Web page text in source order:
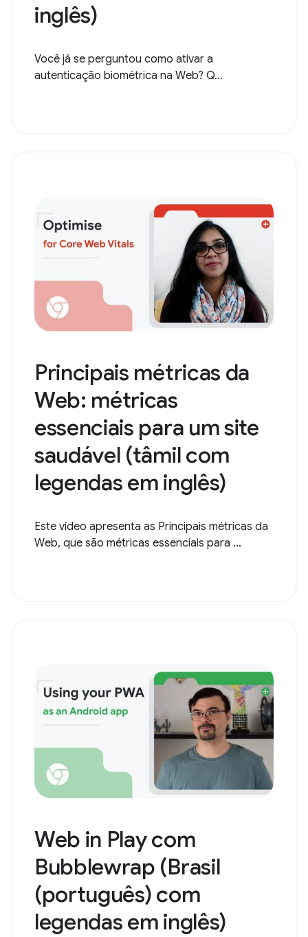
inglês)
Você já se perguntou como ativar a
autenticação biométrica na Web? Q...
Principais métricas da
Web: métricas
essenciais para um site
saudável (tâmil com
legendas em inglês)
Este vídeo apresenta as Principais métricas da
Web, que são métricas essenciais para ...
Web in Play com
Bubblewrap (Brasil
(português) com
legendas em inglês)